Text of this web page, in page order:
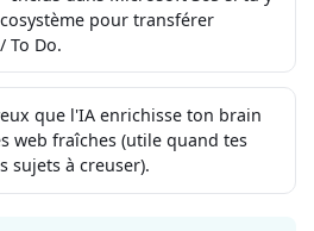
pour transférer
To Do.
que l'IA enrichisse ton brain
web fraîches (utile quand tes
sujets à creuser).